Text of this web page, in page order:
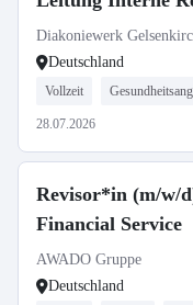
Diakoniewerk
Deutschland
Vollzeit
28.07.2026
Revisor*in (m/w/
Financial Service
AWADO Gruppe
Deutschland